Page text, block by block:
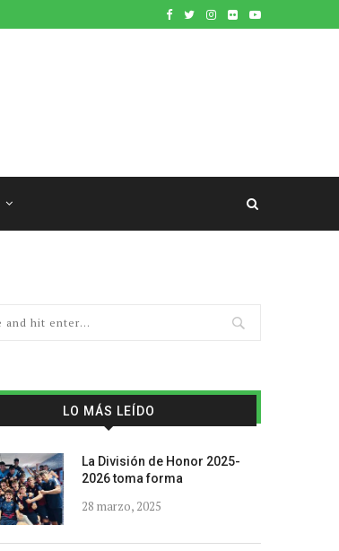
LO MÁS LEÍDO
La División de Honor 2025-
2026 toma forma
28 marzo, 2025